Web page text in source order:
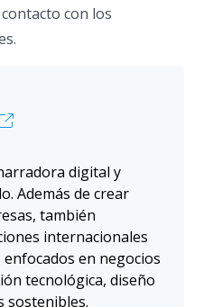
con los
digital y
Además de crear
también
internacionales
en negocios
tecnológica, diseño
sostenibles.